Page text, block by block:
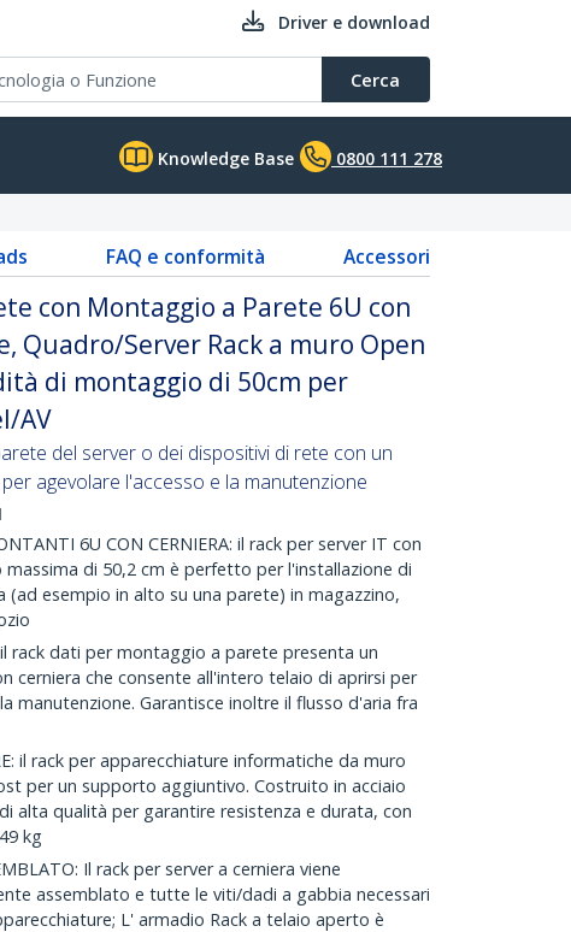
Driver e download
Cerca
Knowledge Base 0800 111 278
FAQ e conformità Accessori
con Montaggio a Parete 6U con
Quadro/Server Rack a muro Open
di montaggio di 50cm per
AV
del server o dei dispositivi di rete con un
agevolare l'accesso e la manutenzione
6U CON CERNIERA: il rack per server IT con
di 50,2 cm è perfetto per l'installazione di
(ad esempio in alto su una parete) in magazzino,
rack dati per montaggio a parete presenta un
cerniera che consente all'intero telaio di aprirsi per
manutenzione. Garantisce inoltre il flusso d'aria fra
il rack per apparecchiature informatiche da muro
per un supporto aggiuntivo. Costruito in acciaio
alta qualità per garantire resistenza e durata, con
kg
Il rack per server a cerniera viene
assemblato e tutte le viti/dadi a gabbia necessari
L' armadio Rack a telaio aperto è